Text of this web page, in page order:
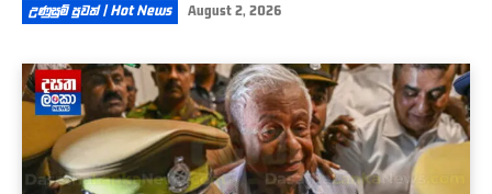
උණුසුම් පුවත් | Hot News August 2, 2026